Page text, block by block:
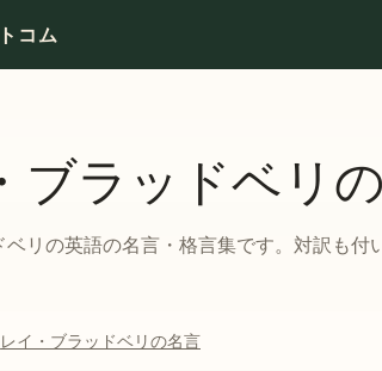
コム
ブラッドベリ
ベリの英語の名言・格言集です。対訳も付
レイ・ブラッドベリの名言